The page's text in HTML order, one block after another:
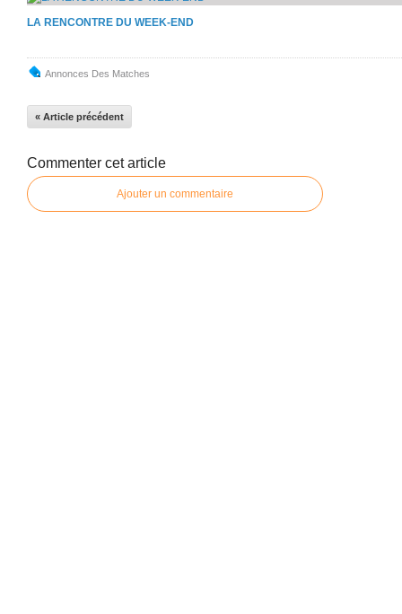
LA RENCONTRE DU WEEK-END
Annonces Des Matches
« Article précédent
Commenter cet article
Ajouter un commentaire